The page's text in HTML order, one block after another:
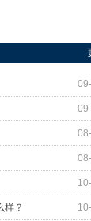
样？